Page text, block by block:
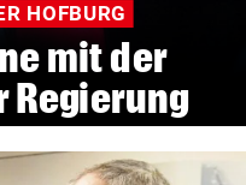
HOFBURG
mit der
Regierung